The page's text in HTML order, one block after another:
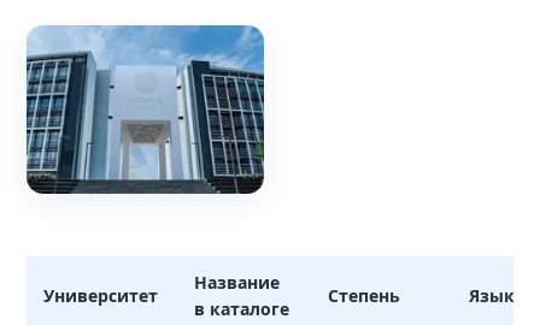
Университет
Название
в каталоге
Степень Язык